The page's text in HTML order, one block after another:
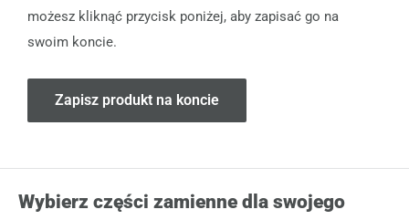
możesz kliknąć przycisk poniżej, aby zapisać go na
swoim koncie.
Zapisz produkt na koncie
Wybierz części zamienne dla swojego